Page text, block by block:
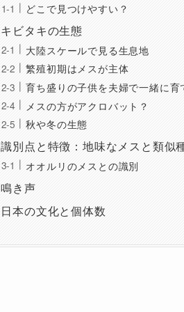
どこで見つけやすい？
キビタキの生態
大陸スケールで見る生息地
繁殖初期はメスが主体
育ち盛りの子供を夫婦で一緒に育
メスの方がアクロバット？
秋や冬の生態
識別点と特徴：地味なメスと類似
オオルリのメスとの識別
鳴き声
日本の文化と個体数